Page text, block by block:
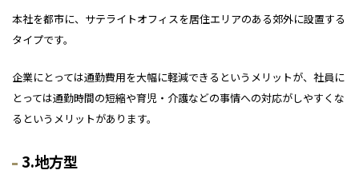
本社を都市に、サテライトオフィスを居住エリアのある郊外に設置する
タイプです。
企業にとっては通勤費用を大幅に軽減できるというメリットが、社員に
とっては通勤時間の短縮や育児・介護などの事情への対応がしやすくな
るというメリットがあります。
3.地方型